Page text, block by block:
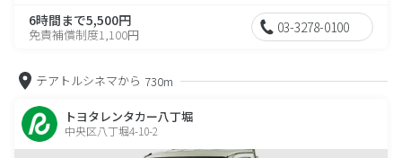
6時間まで5,500円
免責補償制度1,100円 03-3278-0100
テアトルシネマから 730m
トヨタレンタカー八丁堀
中央区八丁堀4-10-2